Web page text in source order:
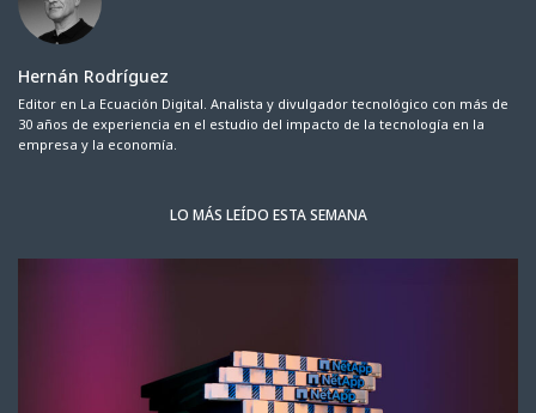
Hernán Rodríguez
Editor en La Ecuación Digital. Analista y divulgador tecnológico con más de
30 años de experiencia en el estudio del impacto de la tecnología en la
empresa y la economía.
LO MÁS LEÍDO ESTA SEMANA